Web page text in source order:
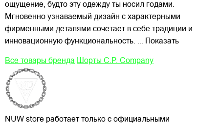
ощущение, будто эту одежду ты носил годами.
Мгновенно узнаваемый дизайн с характерными
фирменными деталями сочетает в себе традиции и
инновационную функциональность. ... Показать
Все товары бренда Шорты C.P. Company
NUW store работает только с официальными